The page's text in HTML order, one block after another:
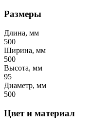
Размеры
Длина, мм
500
Ширина, мм
500
Высота, мм
95
Диаметр, мм
500
Цвет и материал